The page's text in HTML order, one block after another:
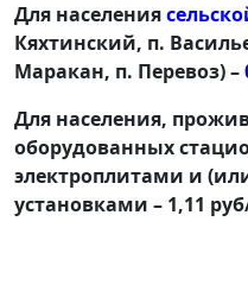
Для населения
Кяхтинский, п.
Маракан, п. Перевоз) –
Для населения,
оборудованных
электроплитами и
установками – 1,11